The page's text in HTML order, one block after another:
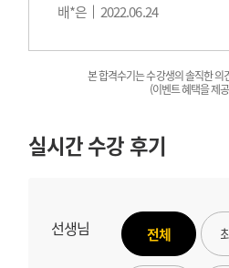
배*은 2022.06.24
본 합격수기는 수강생의 솔직한 의
(이벤트 혜택을 제
실시간 수강 후기
선생님 전체